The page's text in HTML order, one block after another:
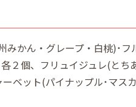
かん・グレープ・白桃)･フ
個、フリュイジュレ(とち
ーベット(パイナップル･マス